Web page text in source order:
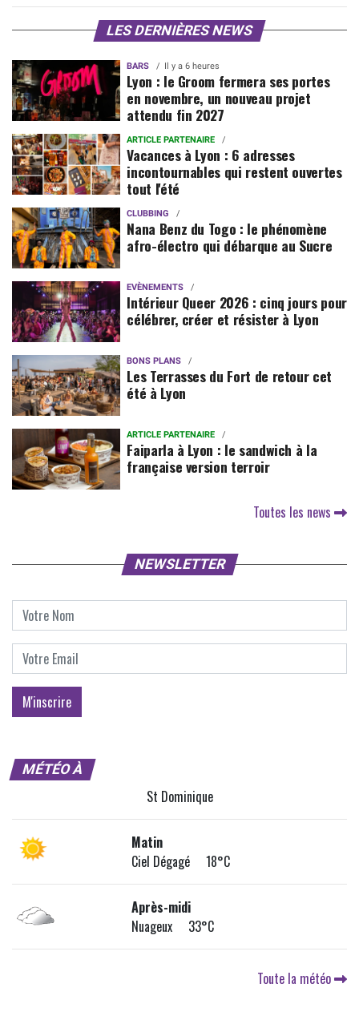
LES DERNIÈRES NEWS
BARS Il y a 6 heures
Lyon : le Groom fermera ses portes
en novembre, un nouveau projet
attendu fin 2027
ARTICLE PARTENAIRE
Vacances à Lyon : 6 adresses
incontournables qui restent ouvertes
tout l'été
CLUBBING
Nana Benz du Togo : le phénomène
afro-électro qui débarque au Sucre
EVÈNEMENTS
Intérieur Queer 2026 : cinq jours pour
célébrer, créer et résister à Lyon
BONS PLANS
Les Terrasses du Fort de retour cet
été à Lyon
ARTICLE PARTENAIRE
Faiparla à Lyon : le sandwich à la
française version terroir
Toutes les news
NEWSLETTER
MÉTÉO À
St Dominique
Matin
Ciel Dégagé 18°C
Après-midi
Nuageux 33°C
Toute la météo